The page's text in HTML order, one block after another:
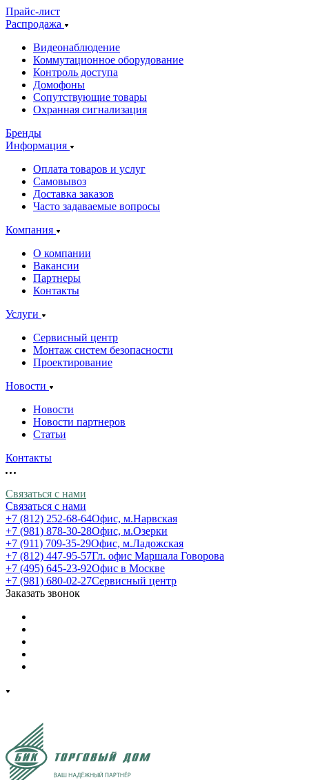
Прайс-лист
Распродажа
Видеонаблюдение
Коммутационное оборудование
Контроль доступа
Домофоны
Сопутствующие товары
Охранная сигнализация
Бренды
Информация
Оплата товаров и услуг
Самовывоз
Доставка заказов
Часто задаваемые вопросы
Компания
О компании
Вакансии
Партнеры
Контакты
Услуги
Сервисный центр
Монтаж систем безопасности
Проектирование
Новости
Новости
Новости партнеров
Статьи
Контакты
Связаться с нами
Связаться с нами
+7 (812) 252-68-64Офис, м.Нарвская
+7 (981) 878-30-28Офис, м.Озерки
+7 (911) 709-35-29Офис, м.Ладожская
+7 (812) 447-95-57Гл. офис Маршала Говорова
+7 (495) 645-23-92Офис в Москве
+7 (981) 680-02-27Сервисный центр
Заказать звонок